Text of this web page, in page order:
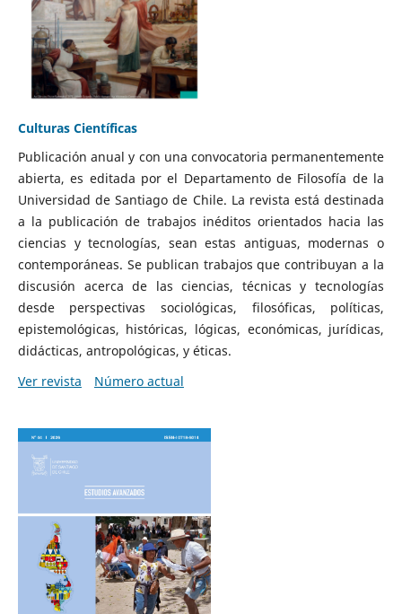
Culturas Científicas
Publicación anual y con una convocatoria permanentemente
abierta, es editada por el Departamento de Filosofía de la
Universidad de Santiago de Chile. La revista está destinada
a la publicación de trabajos inéditos orientados hacia las
ciencias y tecnologías, sean estas antiguas, modernas o
contemporáneas. Se publican trabajos que contribuyan a la
discusión acerca de las ciencias, técnicas y tecnologías
desde perspectivas sociológicas, filosóficas, políticas,
epistemológicas, históricas, lógicas, económicas, jurídicas,
didácticas, antropológicas, y éticas.
Ver revista
Número actual